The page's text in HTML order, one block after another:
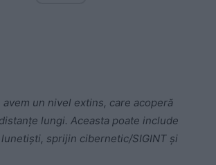
avem un nivel extins, care acoperă
lungi. Aceasta poate include
sprijin cibernetic/SIGINT și